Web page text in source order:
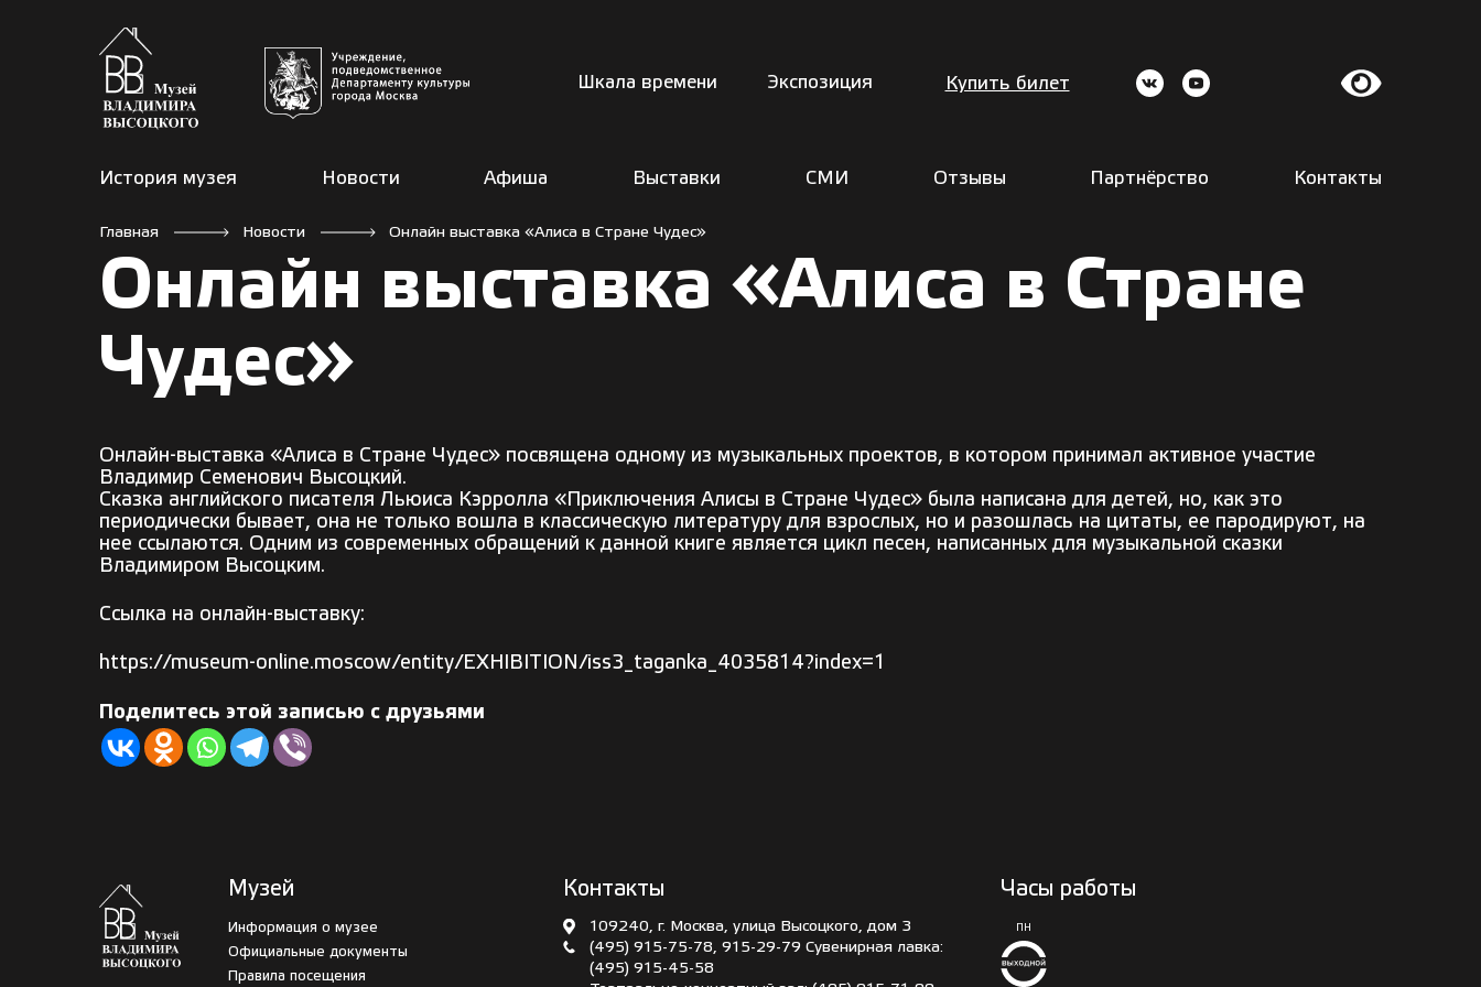
Шкала времени Экспозиция Купить билет
История музея Новости Афиша Выставки СМИ Отзывы Партнёрство Контакты
Главная Новости Онлайн выставка «Алиса в Стране Чудес»
Онлайн выставка «Алиса в Стране
Чудес»
Онлайн-выставка «Алиса в Стране Чудес» посвящена одному из музыкальных проектов, в котором принимал активное участие
Владимир Семенович Высоцкий.
Сказка английского писателя Льюиса Кэрролла «Приключения Алисы в Стране Чудес» была написана для детей, но, как это
периодически бывает, она не только вошла в классическую литературу для взрослых, но и разошлась на цитаты, ее пародируют, на
нее ссылаются. Одним из современных обращений к данной книге является цикл песен, написанных для музыкальной сказки
Владимиром Высоцким.
Ссылка на онлайн-выставку:
https://museum-online.moscow/entity/EXHIBITION/iss3_taganka_4035814?index=1
Поделитесь этой записью с друзьями
Музей
Информация о музее
Официальные документы
Правила посещения
Контакты
109240, г. Москва, улица Высоцкого, дом 3
(495) 915-75-78, 915-29-79 Сувенирная лавка:
(495) 915-45-58
Часы работы
ПН